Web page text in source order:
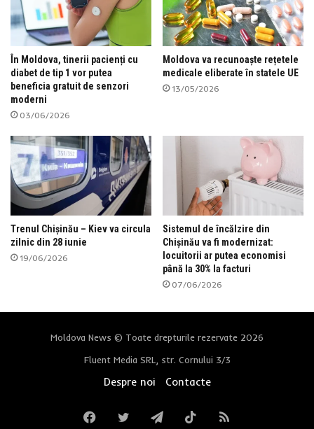
În Moldova, tinerii pacienți cu
diabet de tip 1 vor putea
beneficia gratuit de senzori
moderni
03/06/2026
Moldova va recunoaște rețetele
medicale eliberate în statele UE
13/05/2026
Trenul Chișinău – Kiev va circula
zilnic din 28 iunie
19/06/2026
Sistemul de încălzire din
Chișinău va fi modernizat:
locuitorii ar putea economisi
până la 30% la facturi
07/06/2026
Moldova News © Toate drepturile rezervate 2026
Fluent Media SRL, str. Cornului 3/3
Despre noi Contacte
FacebookTwitterTelegramTikTokRSS